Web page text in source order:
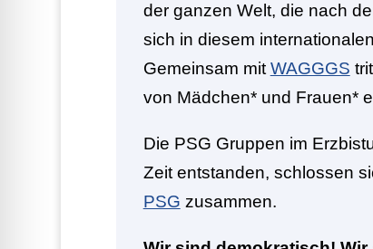
der ganzen Welt, die nach
sich in diesem
Gemeinsam mitWAGGGS
von Mädchen* und Frauen*
Die PSG Gruppen im
Zeit entstanden, schlossen
PSG zusammen.